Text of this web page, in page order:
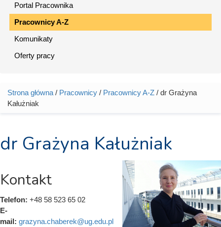
Portal Pracownika
Pracownicy A-Z
Komunikaty
Oferty pracy
Jesteś tutaj
Strona główna / Pracownicy / Pracownicy A-Z / dr Grażyna
Kałużniak
dr Grażyna Kałużniak
Kontakt
Telefon: +48 58 523 65 02
E-
mail: grazyna.chaberek@ug.edu.pl